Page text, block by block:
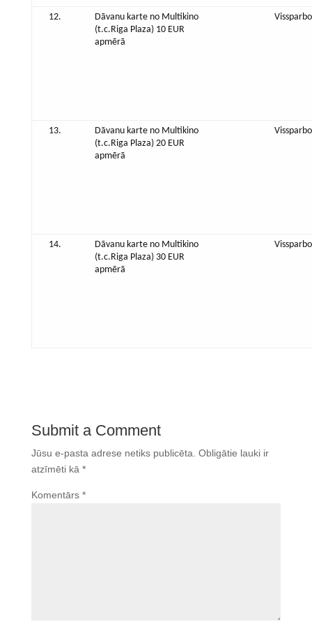
12.
Dāvanu karte no Multikino
(t.c.Riga Plaza) 10 EUR
apmērā
13.
Dāvanu karte no Multikino
(t.c.Riga Plaza) 20 EUR
apmērā
14.
Dāvanu karte no Multikino
(t.c.Riga Plaza) 30 EUR
apmērā
Submit a Comment
Jūsu e-pasta adrese netiks publicēta. Obligātie lauki ir
atzīmēti kā *
Komentārs *